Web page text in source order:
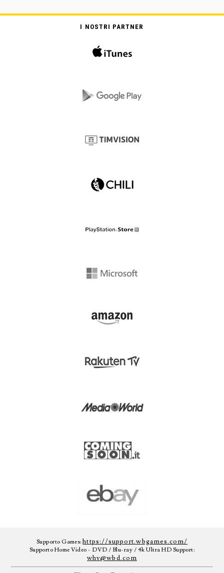
I NOSTRI PARTNER
Supporto Games:https://support.wbgames.com/
Supporto Home Video - DVD / Blu-ray / 4k Ultra HD Support:
whv@wbd.com